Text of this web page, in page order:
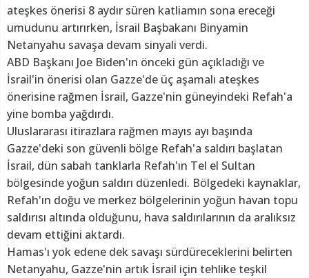
ateşkes önerisi 8 aydır süren katliamın sona ereceği
umudunu artırırken, İsrail Başbakanı Binyamin
Netanyahu savaşa devam sinyali verdi.
ABD Başkanı Joe Biden'ın önceki gün açıkladığı ve
İsrail'in önerisi olan Gazze'de üç aşamalı ateşkes
önerisine rağmen İsrail, Gazze'nin güneyindeki Refah'a
yine bomba yağdırdı.
Uluslararası itirazlara rağmen mayıs ayı başında
Gazze'deki son güvenli bölge Refah'a saldırı başlatan
İsrail, dün sabah tanklarla Refah'ın Tel el Sultan
bölgesinde yoğun saldırı düzenledi. Bölgedeki kaynaklar,
Refah'ın doğu ve merkez bölgelerinin yoğun havan topu
saldırısı altında olduğunu, hava saldırılarının da aralıksız
devam ettiğini aktardı.
Hamas'ı yok edene dek savaşı sürdüreceklerini belirten
Netanyahu, Gazze'nin artık İsrail için tehlike teşkil